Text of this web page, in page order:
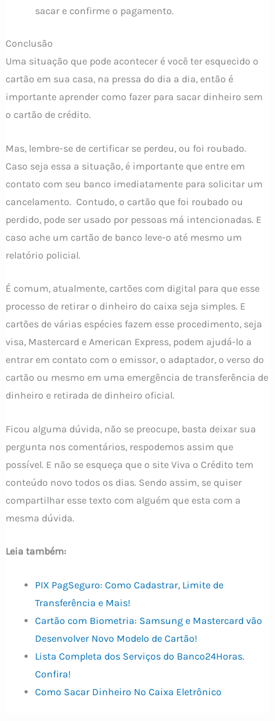
sacar e confirme o pagamento.
Conclusão
Uma situação que pode acontecer é você ter esquecido o
cartão em sua casa, na pressa do dia a dia, então é
importante aprender como fazer para sacar dinheiro sem
o cartão de crédito.
Mas, lembre-se de certificar se perdeu, ou foi roubado.
Caso seja essa a situação, é importante que entre em
contato com seu banco imediatamente para solicitar um
cancelamento. Contudo, o cartão que foi roubado ou
perdido, pode ser usado por pessoas má intencionadas. E
caso ache um cartão de banco leve-o até mesmo um
relatório policial.
É comum, atualmente, cartões com digital para que esse
processo de retirar o dinheiro do caixa seja simples. E
cartões de várias espécies fazem esse procedimento, seja
visa, Mastercard e American Express, podem ajudá-lo a
entrar em contato com o emissor, o adaptador, o verso do
cartão ou mesmo em uma emergência de transferência de
dinheiro e retirada de dinheiro oficial.
Ficou alguma dúvida, não se preocupe, basta deixar sua
pergunta nos comentários, respodemos assim que
possível. E não se esqueça que o site Viva o Crédito tem
conteúdo novo todos os dias. Sendo assim, se quiser
compartilhar esse texto com alguém que esta com a
mesma dúvida.
Leia também:
PIX PagSeguro: Como Cadastrar, Limite de
Transferência e Mais!
Cartão com Biometria: Samsung e Mastercard vão
Desenvolver Novo Modelo de Cartão!
Lista Completa dos Serviços do Banco24Horas.
Confira!
Como Sacar Dinheiro No Caixa Eletrônico